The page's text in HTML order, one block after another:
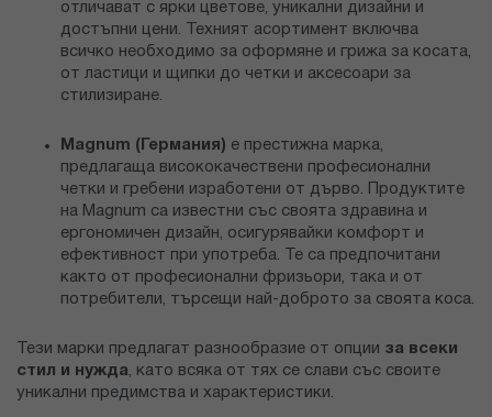
отличават с ярки цветове, уникални дизайни и
достъпни цени. Техният асортимент включва
всичко необходимо за оформяне и грижа за косата,
от ластици и щипки до четки и аксесоари за
стилизиране.
Magnum (Германия) е престижна марка,
предлагаща висококачествени професионални
четки и гребени изработени от дърво. Продуктите
на Magnum са известни със своята здравина и
ергономичен дизайн, осигурявайки комфорт и
ефективност при употреба. Те са предпочитани
както от професионални фризьори, така и от
потребители, търсещи най-доброто за своята коса.
Тези марки предлагат разнообразие от опции за всеки
стил и нужда, като всяка от тях се слави със своите
уникални предимства и характеристики.